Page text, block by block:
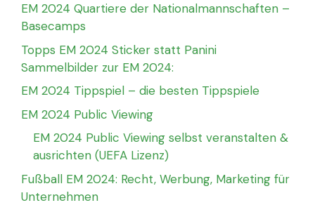
EM 2024 Quartiere der Nationalmannschaften –
Basecamps
Topps EM 2024 Sticker statt Panini
Sammelbilder zur EM 2024:
EM 2024 Tippspiel – die besten Tippspiele
EM 2024 Public Viewing
EM 2024 Public Viewing selbst veranstalten &
ausrichten (UEFA Lizenz)
Fußball EM 2024: Recht, Werbung, Marketing für
Unternehmen